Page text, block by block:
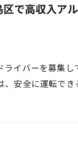
で高収入ア
イバーを募集
安全に運転で